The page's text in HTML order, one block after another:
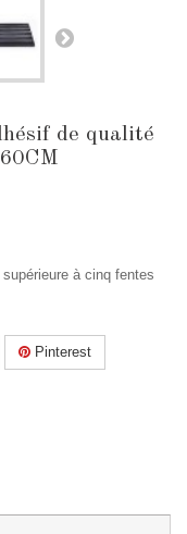
de qualité
à cinq fentes
Pinterest